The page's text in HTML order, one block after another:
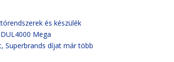
és készülék
Mega
Superbrands díjat már több